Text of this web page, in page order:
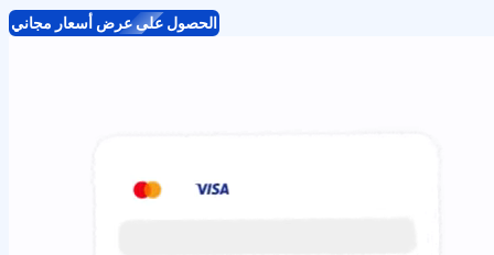
الحصول على عرض أسعار مجاني